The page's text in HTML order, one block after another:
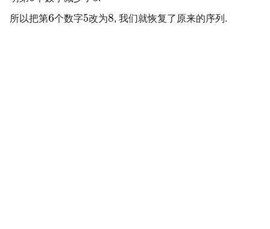
所以把第 个数字 改为 , 我们就恢复了原来的序列.